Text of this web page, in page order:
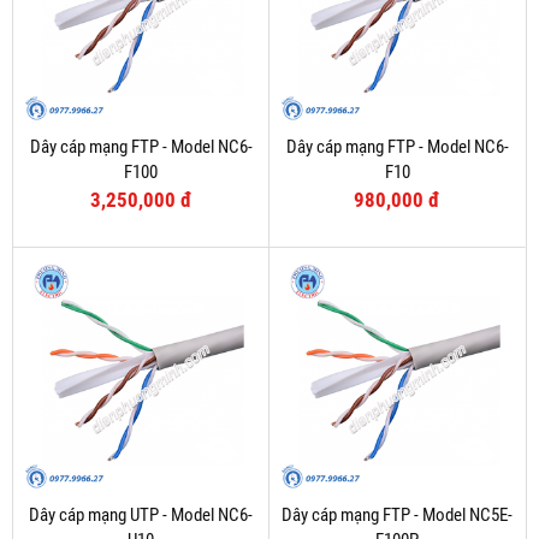
Dây cáp mạng FTP - Model NC6-
F100
3,250,000 đ
Dây cáp mạng FTP - Model NC6-
F10
980,000 đ
Dây cáp mạng UTP - Model NC6-
Dây cáp mạng FTP - Model NC5E-